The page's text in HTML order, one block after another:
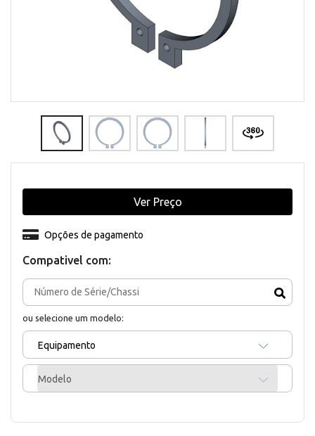
Compativel com:
ou selecione um modelo:
Equipamento
Modelo
Opções de pagamento
Ver Preço